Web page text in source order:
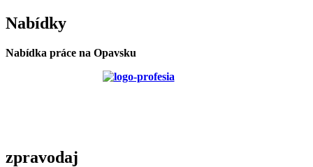
Nabídky
Nabídka práce na Opavsku
zpravodaj